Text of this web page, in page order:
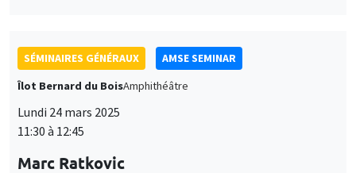
SÉMINAIRES GÉNÉRAUX
AMSE SEMINAR
Îlot Bernard du BoisAmphithéâtre
Lundi 24 mars 2025
11:30 à 12:45
Marc Ratkovic